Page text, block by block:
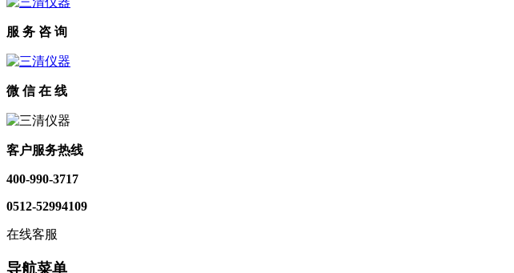
服 务 咨 询
微 信 在 线
客户服务热线
400-990-3717
0512-52994109
在线客服
导航菜单